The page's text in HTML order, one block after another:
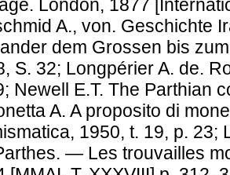
London, 1877
A., von. Geschichte
dem Grossen bis
S. 32; Longpérier A. de.
Newell E.T. The Parthian
A. A proposito di
1950, t. 19, p. 23;
— Les trouvailles